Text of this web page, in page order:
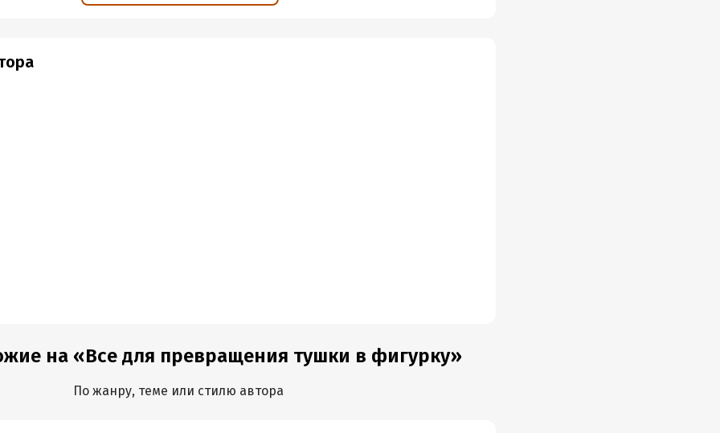
на «Все для превращения тушки в фигурку»
По жанру, теме или стилю автора